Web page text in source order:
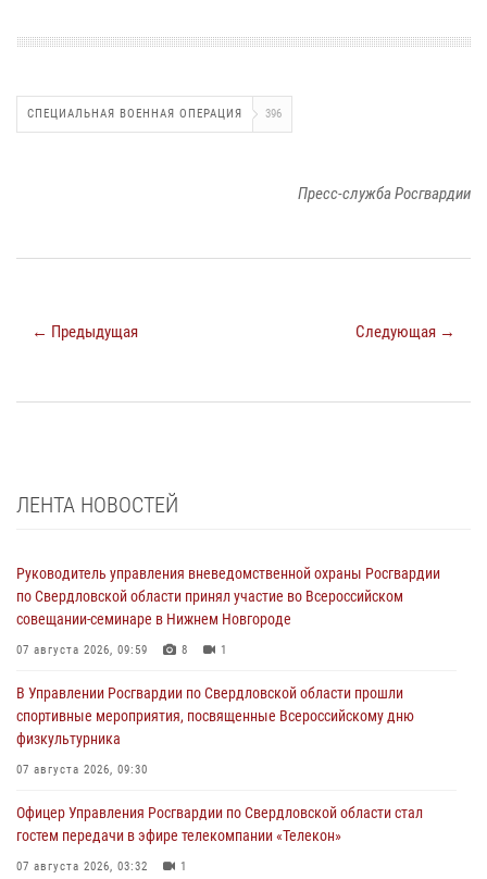
СПЕЦИАЛЬНАЯ ВОЕННАЯ ОПЕРАЦИЯ 396
Пресс-служба Росгвардии
← Предыдущая Следующая →
ЛЕНТА НОВОСТЕЙ
Руководитель управления вневедомственной охраны Росгвардии
по Свердловской области принял участие во Всероссийском
совещании-семинаре в Нижнем Новгороде
07 августа 2026, 09:59 8 1
В Управлении Росгвардии по Свердловской области прошли
спортивные мероприятия, посвященные Всероссийскому дню
физкультурника
07 августа 2026, 09:30
Офицер Управления Росгвардии по Свердловской области стал
гостем передачи в эфире телекомпании «Телекон»
07 августа 2026, 03:32 1